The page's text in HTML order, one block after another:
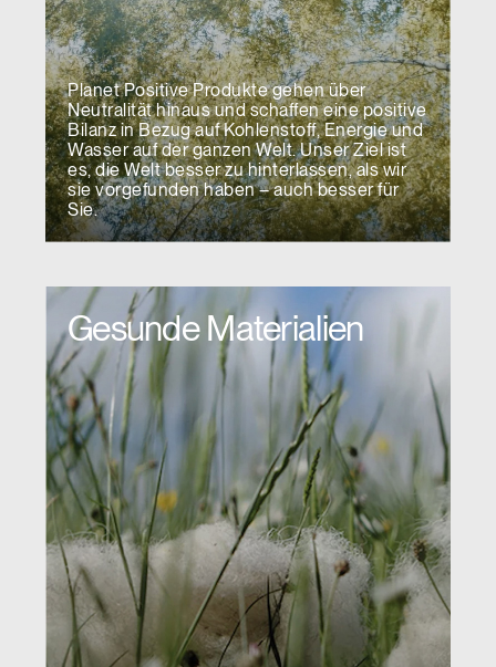
Planet Positive Produkte gehen über
Neutralität hinaus und schaffen eine positive
Bilanz in Bezug auf Kohlenstoff, Energie und
Wasser auf der ganzen Welt. Unser Ziel ist
es, die Welt besser zu hinterlassen, als wir
sie vorgefunden haben – auch besser für
Sie.
Gesunde Materialien